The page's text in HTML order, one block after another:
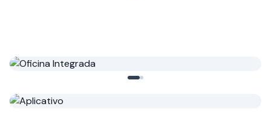
O único sistema completo para gerir sua oficina